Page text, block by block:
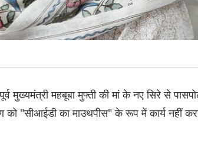
मुख्यमंत्री महबूबा मुफ्ती की मां के नए सिरे से
को "सीआईडी का माउथपीस" के रूप में कार्य नहीं